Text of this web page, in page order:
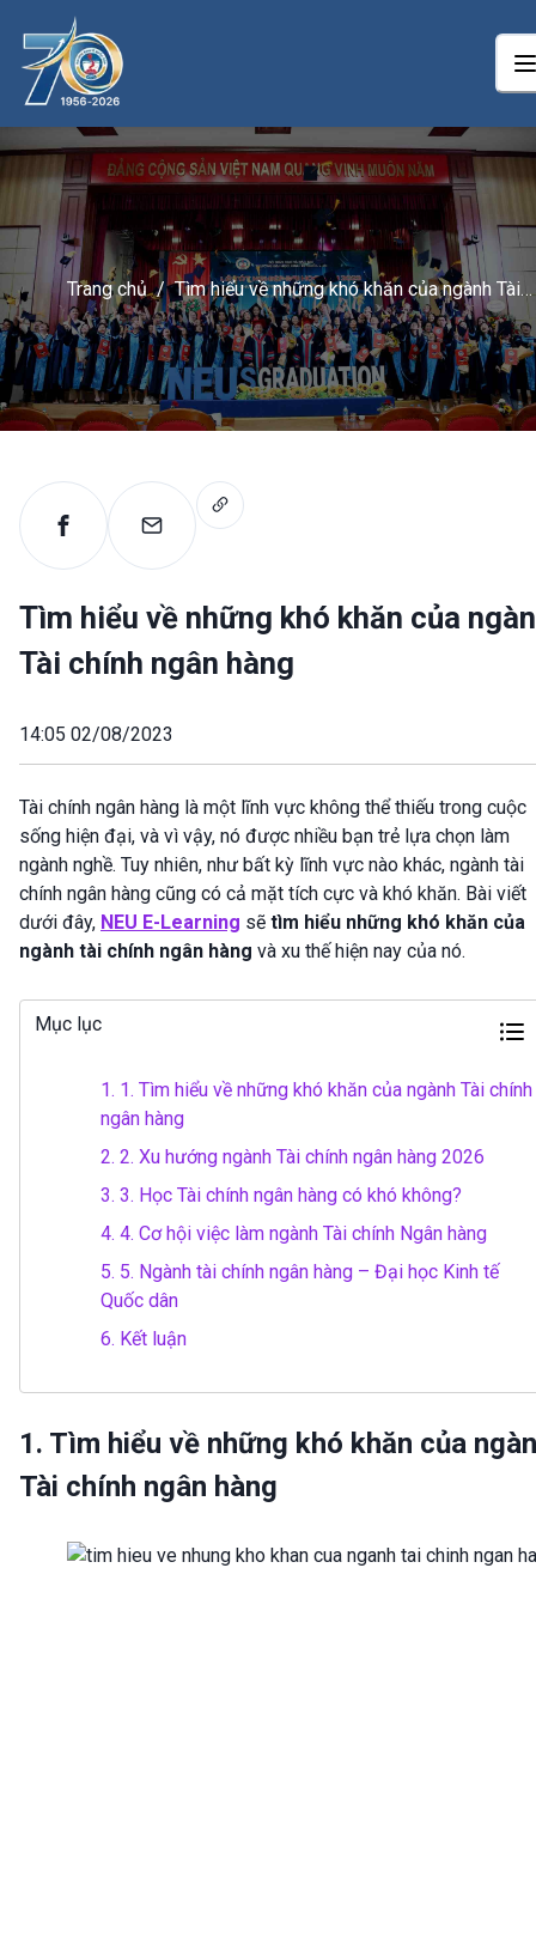
Trang chủ / Tìm hiểu về những khó khăn của ngành Tài
chính ngân hàng
Tìm hiểu về những khó khăn của
Tài chính ngân hàng
14:05 02/08/2023
Tài chính ngân hàng là một lĩnh vực không thể thiếu trong cuộc
sống hiện đại, và vì vậy, nó được nhiều bạn trẻ lựa chọn làm
ngành nghề. Tuy nhiên, như bất kỳ lĩnh vực nào khác, ngành tài
chính ngân hàng cũng có cả mặt tích cực và khó khăn. Bài viết
dưới đây, NEU E-Learning sẽ tìm hiểu những khó khăn của
ngành tài chính ngân hàng và xu thế hiện nay của nó.
Mục lục
1. 1. Tìm hiểu về những khó khăn của ngành Tài chính
ngân hàng
2. 2. Xu hướng ngành Tài chính ngân hàng 2026
3. 3. Học Tài chính ngân hàng có khó không?
4. 4. Cơ hội việc làm ngành Tài chính Ngân hàng
5. 5. Ngành tài chính ngân hàng – Đại học Kinh tế
Quốc dân
6. Kết luận
1. Tìm hiểu về những khó khăn của
Tài chính ngân hàng